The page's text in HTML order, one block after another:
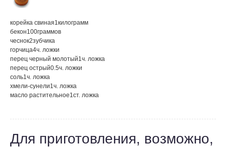
корейка свиная1килограмм
бекон100граммов
чеснок2зубчика
горчица4ч. ложки
перец черный молотый1ч. ложка
перец острый0.5ч. ложки
соль1ч. ложка
хмели-сунели1ч. ложка
масло растительное1ст. ложка
Для приготовления, возможно,